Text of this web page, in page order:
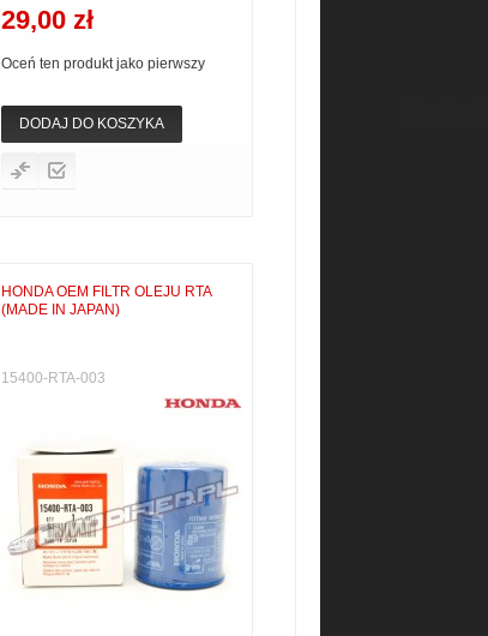
29,00 zł
Oceń ten produkt jako pierwszy
DODAJ DO KOSZYKA
HONDA OEM FILTR OLEJU RTA
(MADE IN JAPAN)
15400-RTA-003